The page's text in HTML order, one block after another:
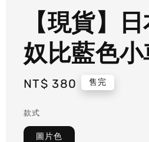
【現貨】
奴比藍色小
Regular
NT$ 380 售完
款式
圖片色